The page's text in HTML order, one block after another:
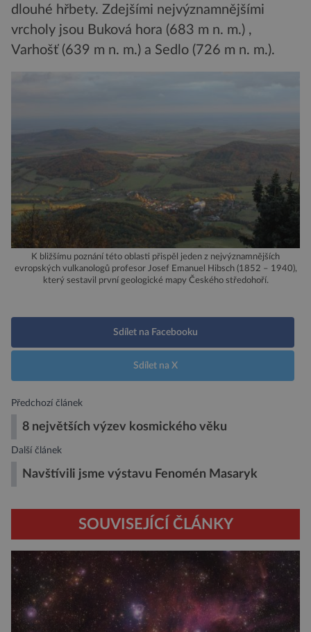
dlouhé hřbety. Zdejšími nejvýznamnějšími
vrcholy jsou Buková hora (683 m n. m.) ,
Varhošť (639 m n. m.) a Sedlo (726 m n. m.).
K bližšímu poznání této oblasti přispěl jeden z nejvýznamnějších
evropských vulkanologů profesor Josef Emanuel Hibsch (1852 – 1940),
který sestavil první geologické mapy Českého středohoří.
Sdílet na Facebooku
Sdílet na X
Předchozí článek
8 největších výzev kosmického věku
Další článek
Navštívili jsme výstavu Fenomén Masaryk
SOUVISEJÍCÍ ČLÁNKY